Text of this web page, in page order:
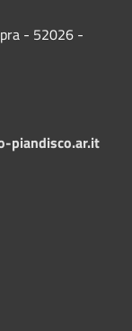
- 52026 -
piandisco.ar.it